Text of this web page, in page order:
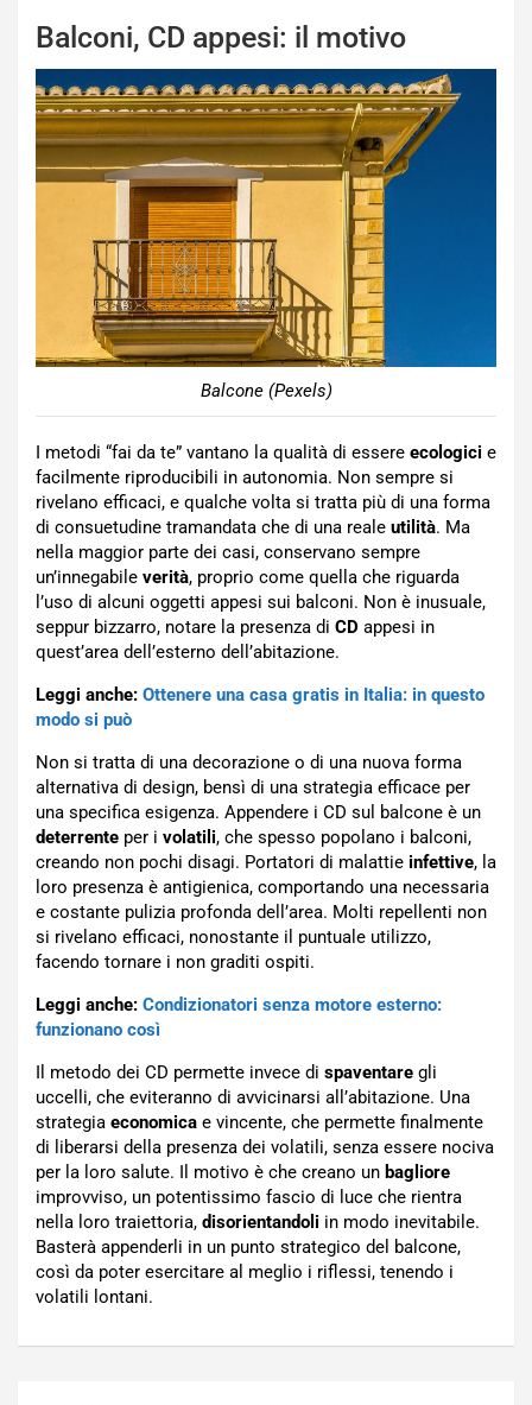
Balconi, CD appesi: il motivo
Balcone (Pexels)
I metodi “fai da te” vantano la qualità di essere ecologici e
facilmente riproducibili in autonomia. Non sempre si
rivelano efficaci, e qualche volta si tratta più di una forma
di consuetudine tramandata che di una reale utilità. Ma
nella maggior parte dei casi, conservano sempre
un’innegabile verità, proprio come quella che riguarda
l’uso di alcuni oggetti appesi sui balconi. Non è inusuale,
seppur bizzarro, notare la presenza di CD appesi in
quest’area dell’esterno dell’abitazione.
Leggi anche: Ottenere una casa gratis in Italia: in questo
modo si può
Non si tratta di una decorazione o di una nuova forma
alternativa di design, bensì di una strategia efficace per
una specifica esigenza. Appendere i CD sul balcone è un
deterrente per i volatili, che spesso popolano i balconi,
creando non pochi disagi. Portatori di malattie infettive, la
loro presenza è antigienica, comportando una necessaria
e costante pulizia profonda dell’area. Molti repellenti non
si rivelano efficaci, nonostante il puntuale utilizzo,
facendo tornare i non graditi ospiti.
Leggi anche: Condizionatori senza motore esterno:
funzionano così
Il metodo dei CD permette invece di spaventare gli
uccelli, che eviteranno di avvicinarsi all’abitazione. Una
strategia economica e vincente, che permette finalmente
di liberarsi della presenza dei volatili, senza essere nociva
per la loro salute. Il motivo è che creano un bagliore
improvviso, un potentissimo fascio di luce che rientra
nella loro traiettoria, disorientandoli in modo inevitabile.
Basterà appenderli in un punto strategico del balcone,
così da poter esercitare al meglio i riflessi, tenendo i
volatili lontani.